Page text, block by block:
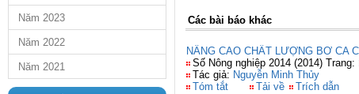
Năm 2023
Năm 2022
Năm 2021
Các bài báo khác
NÂNG CAO CHẤT LƯỢNG BƠ CA
Số Nông nghiệp 2014 (2014) Trang:
Tác giả: Nguyễn Minh Thủy
Tóm tắt
Tải về Trích dẫn